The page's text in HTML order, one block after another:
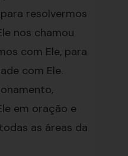
resolvermos
nos chamou
com Ele, para
com Ele.
em oração e
as áreas da